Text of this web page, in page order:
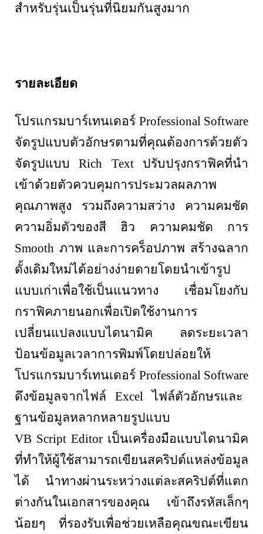
สำหรับรุ่นเป็นรุ่นที่นิยมกันสูงมาก
รายละเอียด
โปรแกรมบาร์เทนเดอร์ Professional Software
จัดรูปแบบตัวอักษรตามที่คุณต้องการด้วยตัว
จัดรูปแบบRich Textปรับปรุงกราฟิคที่นำ
เข้าด้วยตัวควบคุมการประมวลผลภาพ
คุณภาพสูง รวมถึงความสว่าง ความคมชัด
ความอิ่มตัวของสี ฮิว ความคมชัด การ
Smooth ภาพ และการคร็อปภาพ สร้างฉลาก
ดั้งเดิมใหม่ได้อย่างง่ายดายโดยนำเข้ารูป
แบบเก่าเพื่อใช้เป็นแนวทาง เชื่อมโยงกับ
กราฟิคภายนอกเพื่อเปิดใช้งานการ
เปลี่ยนแปลงแบบไดนามิค ลดระยะเวลา
ป้อนข้อมูลเวลาการพิมพ์โดยปล่อยให้
โปรแกรมบาร์เทนเดอร์ Professional Software
ดึงข้อมูลจากไฟล์ Excelไฟล์ตัวอักษรและ
ฐานข้อมูลหลากหลายรูปแบบ
VB Script Editor เป็นเครื่องมือแบบไดนามิค
ที่ทำให้ผู้ใช้สามารถเขียนสคริปต์แหล่งข้อมูล
ได้ นำทางผ่านระหว่างแต่ละสคริปต์ที่แตก
ต่างกันในเอกสารของคุณ เข้าถึงรหัสเล็กๆ
น้อยๆ ที่รองรับเพื่อช่วยเหลือคุณขณะเขียน